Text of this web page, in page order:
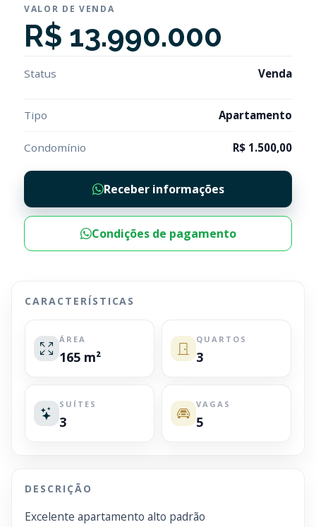
VALOR DE VENDA
R$ 13.990.000
Status Venda
Tipo Apartamento
Condomínio R$ 1.500,00
Receber informações
Condições de pagamento
CARACTERÍSTICAS
ÁREA
165 m²
QUARTOS
3
SUÍTES
3
VAGAS
5
DESCRIÇÃO
Excelente apartamento alto padrão